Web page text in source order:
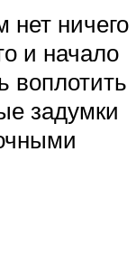
нет ничего
и начало
воплотить
задумки